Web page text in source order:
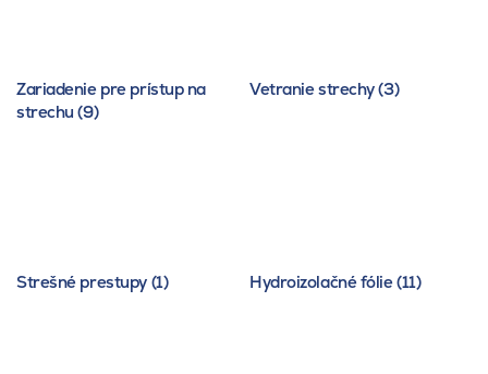
Zariadenie pre prístup na
strechu (9)
Vetranie strechy (3)
Strešné prestupy (1) Hydroizolačné fólie (11)